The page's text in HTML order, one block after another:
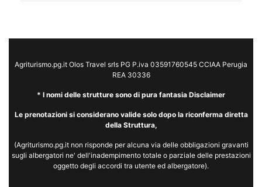
Agriturismo.pg.it Olos Travel srls PG P.iva 03591760545 CCIAA Perugia
REA 30336
* I nomi delle strutture sono di pura fantasia Disclaimer
Le prenotazioni si considerano valide solo dopo la riconferma diretta
della Struttura,
(Agriturismo.pg.it non risponde per alcuna via delle obbligazioni gravanti